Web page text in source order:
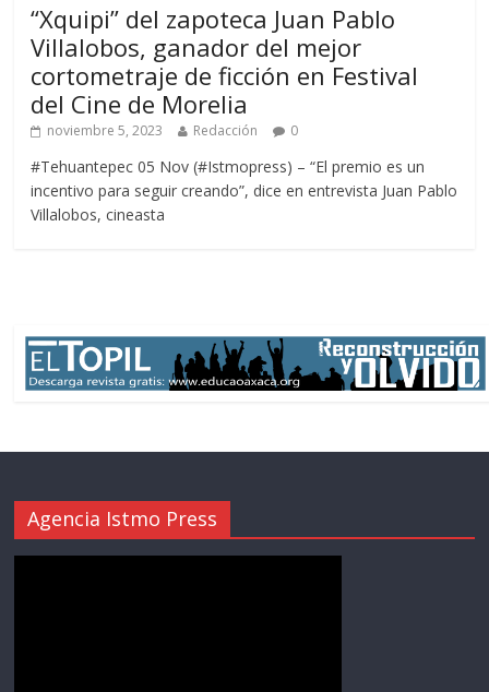
“Xquipi” del zapoteca Juan Pablo
Villalobos, ganador del mejor
cortometraje de ficción en Festival
del Cine de Morelia
noviembre 5, 2023 Redacción 0
#Tehuantepec 05 Nov (#Istmopress) – “El premio es un
incentivo para seguir creando”, dice en entrevista Juan Pablo
Villalobos, cineasta
Agencia Istmo Press